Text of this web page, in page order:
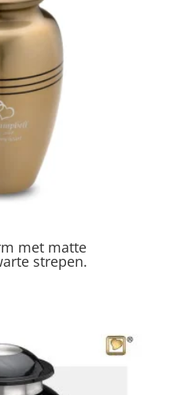
met matte
strepen.